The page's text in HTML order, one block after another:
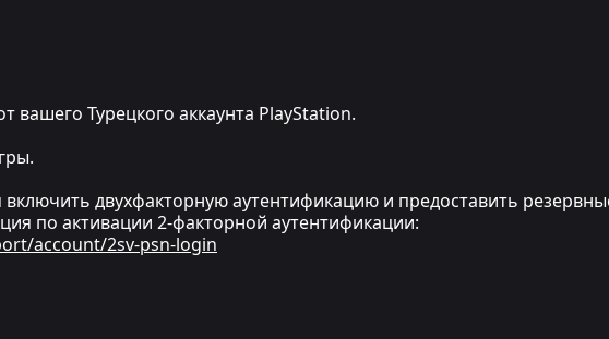
вашего Турецкого аккаунта PlayStation.
двухфакторную аутентификацию и предоставить
по активации 2-факторной аутентификации:
account/2sv-psn-login